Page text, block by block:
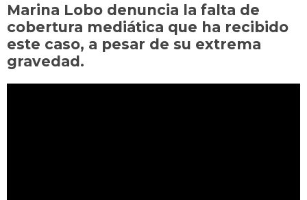
o
n
m p
p
o
o
n
k
tir
Marina Lobo denuncia la falta de
cobertura mediática que ha recibido
este caso, a pesar de su extrema
gravedad.